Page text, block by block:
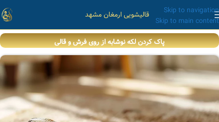
Skip to navigation
Skip to main content
قالیشویی ارمغان مشهد
پاک کردن لکه نوشابه از روی فرش و قالی